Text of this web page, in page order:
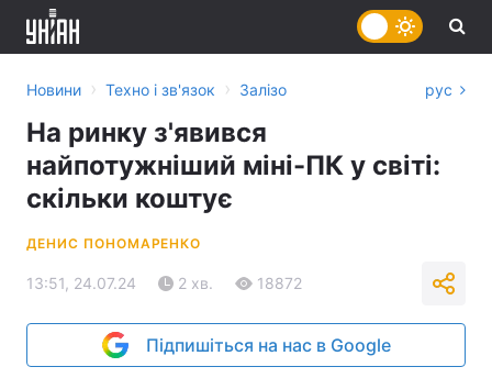
Новини › Техно і зв'язок › Залізо рус
На ринку з'явився
найпотужніший міні-ПК у світі:
скільки коштує
ДЕНИС ПОНОМАРЕНКО
13:51, 24.07.24 2 хв. 18872
Підпишіться на нас в Google